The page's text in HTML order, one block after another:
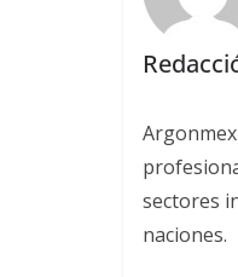
sectores
naciones.